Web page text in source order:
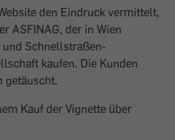
den Eindruck vermittelt,
ASFINAG, der in Wien
Schnellstraßen-
kaufen. Die Kunden
getäuscht.
Kauf der Vignette über